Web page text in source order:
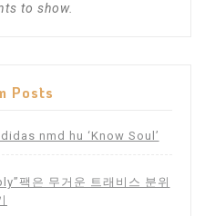
to show.
Posts
nmd hu ‘Know Soul’
팩은 무거운 트래비스 분위